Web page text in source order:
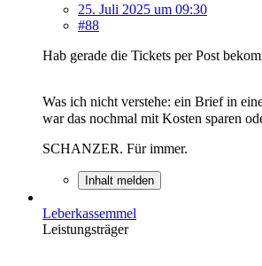
25. Juli 2025 um 09:30
#88
Hab gerade die Tickets per Post
Was ich nicht verstehe: ein Brief in
war das nochmal mit Kosten sparen
SCHANZER. Für immer.
Inhalt melden
Leberkassemmel
Leistungsträger